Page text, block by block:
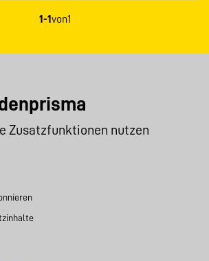
1-1von1
Zusatzfunktionen nutzen